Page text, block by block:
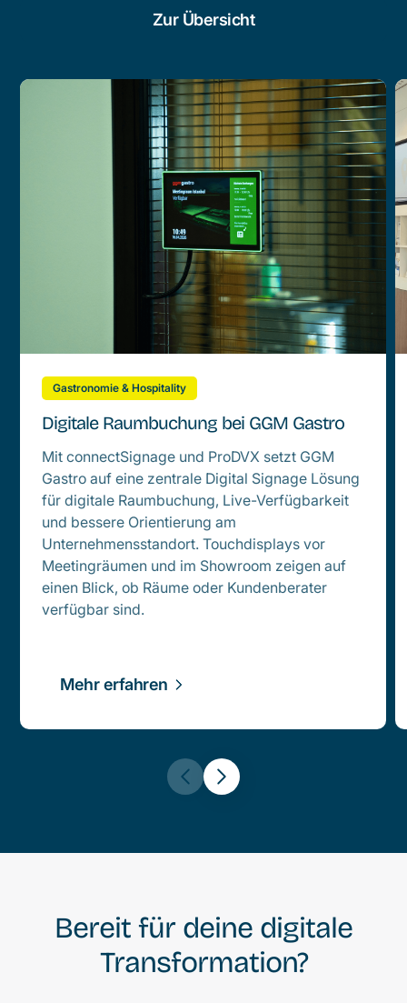
Zur Übersicht
Gastronomie & Hospitality
Digitale Raumbuchung bei GGM Gastro
Mit connectSignage und ProDVX setzt GGM
Gastro auf eine zentrale Digital Signage Lösung
für digitale Raumbuchung, Live-Verfügbarkeit
und bessere Orientierung am
Unternehmensstandort. Touchdisplays vor
Meetingräumen und im Showroom zeigen auf
einen Blick, ob Räume oder Kundenberater
verfügbar sind.
Mehr erfahren
Bereit für deine digitale
Transformation?